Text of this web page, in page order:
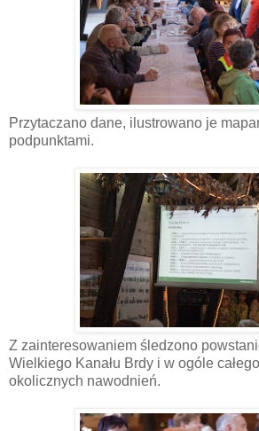
Przytaczano dane, ilustrowano je
podpunktami.
Z zainteresowaniem śledzono
Wielkiego Kanału Brdy i w ogóle
okolicznych nawodnień.